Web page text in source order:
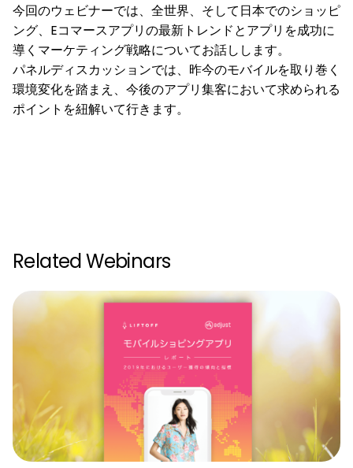
今回のウェビナーでは、全世界、そして日本でのショッピ
ング、Eコマースアプリの最新トレンドとアプリを成功に
導くマーケティング戦略についてお話しします。
パネルディスカッションでは、昨今のモバイルを取り巻く
環境変化を踏まえ、今後のアプリ集客において求められる
ポイントを紐解いて行きます。
Related Webinars